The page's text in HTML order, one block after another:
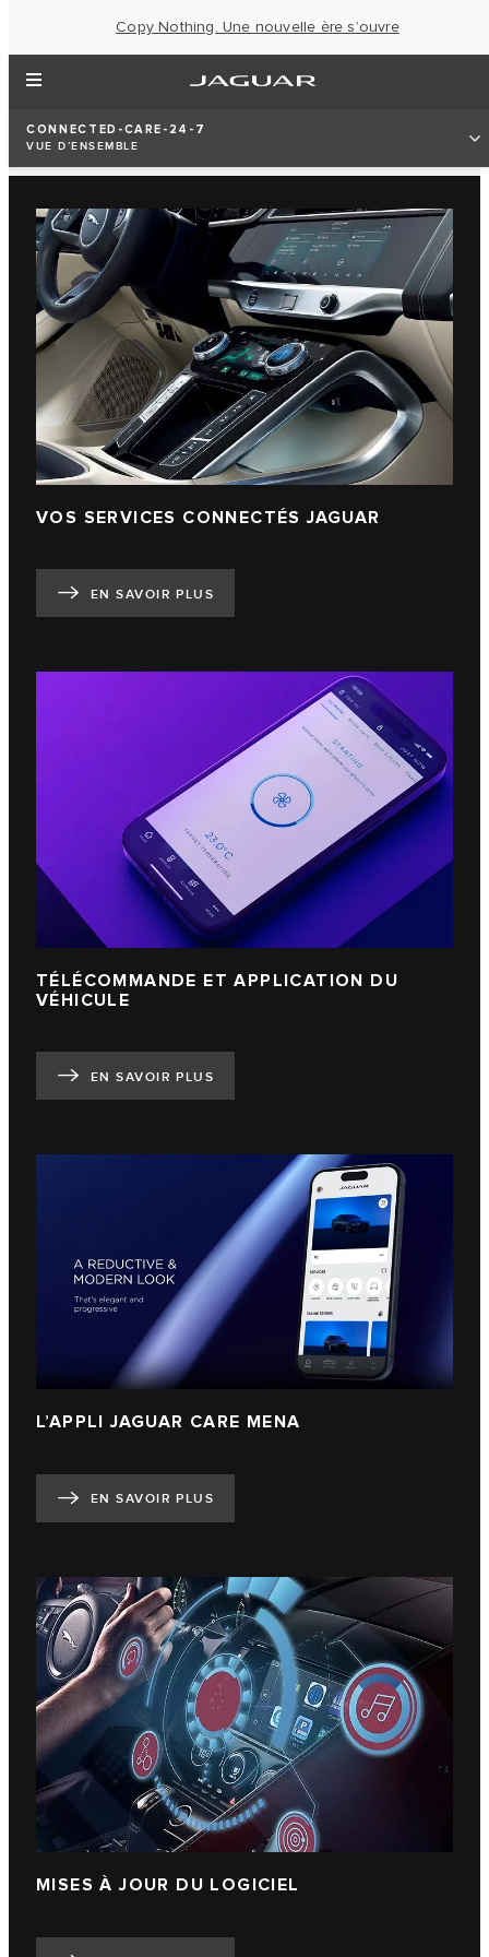
Copy Nothing. Une nouvelle ère s’ouvre
CONNECTED-CARE-24-7
VUE D’ENSEMBLE
VOS SERVICES CONNECTÉS JAGUAR
EN SAVOIR PLUS
TÉLÉCOMMANDE ET APPLICATION DU
VÉHICULE
EN SAVOIR PLUS
L’APPLI JAGUAR CARE MENA
EN SAVOIR PLUS
MISES À JOUR DU LOGICIEL